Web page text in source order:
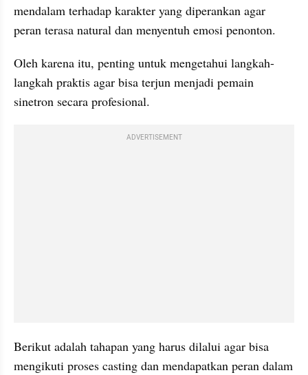
mendalam terhadap karakter yang diperankan agar
peran terasa natural dan menyentuh emosi penonton.
Oleh karena itu, penting untuk mengetahui langkah-
langkah praktis agar bisa terjun menjadi pemain
sinetron secara profesional.
ADVERTISEMENT
Berikut adalah tahapan yang harus dilalui agar bisa
mengikuti proses casting dan mendapatkan peran dalam